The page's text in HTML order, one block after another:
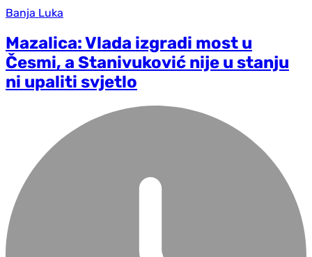
Banja Luka
Mazalica: Vlada izgradi most u
Česmi, a Stanivuković nije u stanju
ni upaliti svjetlo